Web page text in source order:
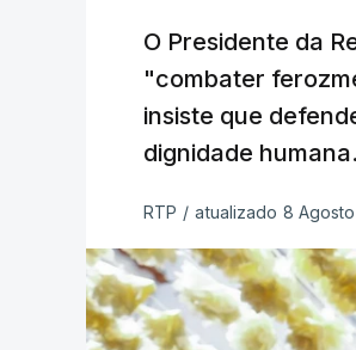
O Presidente da
"combater
insiste que
dignidade humana.
RTP / atualizado 8